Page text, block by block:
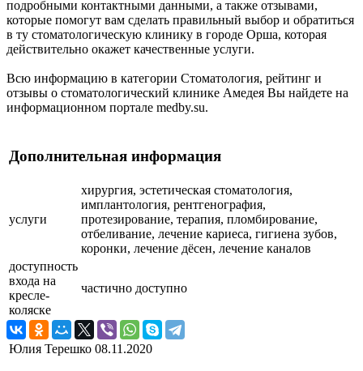
подробными контактными данными, а также отзывами,
которые помогут вам сделать правильный выбор и обратиться
в ту стоматологическую клинику в городе Орша, которая
действительно окажет качественные услуги.
Всю информацию в категории Стоматология, рейтинг и
отзывы о стоматологический клинике Амедея Вы найдете на
информационном портале medby.su.
Дополнительная информация
услуги
хирургия, эстетическая стоматология,
имплантология, рентгенография,
протезирование, терапия, пломбирование,
отбеливание, лечение кариеса, гигиена зубов,
коронки, лечение дёсен, лечение каналов
доступность
входа на
кресле-
коляске
частично доступно
Юлия Терешко 08.11.2020